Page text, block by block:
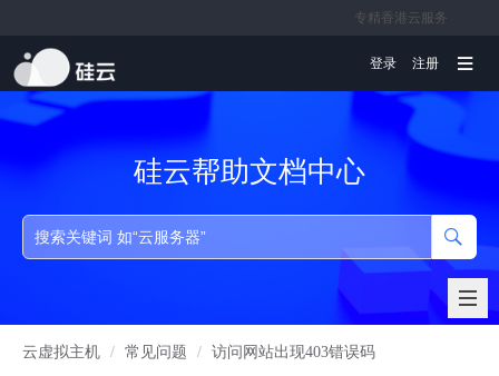
专精香港云服务
文档
登录 注册
硅云帮助文档中心
云虚拟主机 / 常见问题 / 访问网站出现403错误码